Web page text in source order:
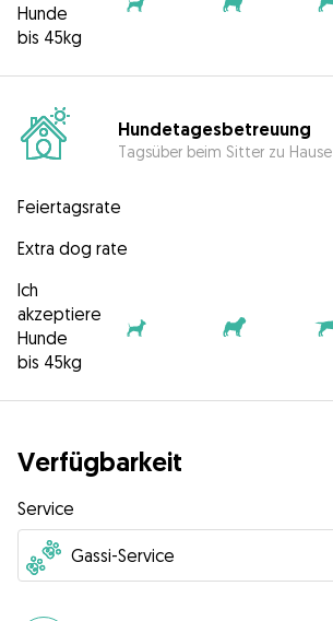
Hunde
bis 45kg
Hundetagesbetreuung
Tagsüber beim Sitter zu Hause
Feiertagsrate
Extra dog rate
Ich
akzeptiere
Hunde
bis 45kg
Verfügbarkeit
Service